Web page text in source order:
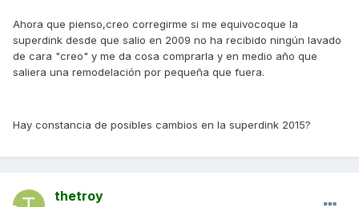
Ahora que pienso,creo corregirme si me equivocoque la
superdink desde que salio en 2009 no ha recibido ningún lavado
de cara "creo" y me da cosa comprarla y en medio año que
saliera una remodelación por pequeña que fuera.
Hay constancia de posibles cambios en la superdink 2015?
thetroy